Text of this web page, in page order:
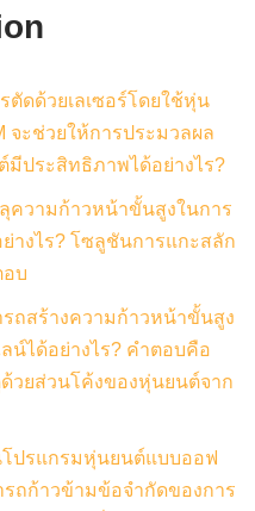
ดด้วยเลเซอร์โดยใช้หุ่น
จะช่วยให้การประมวลผล
มีประสิทธิภาพได้อย่างไร?
ความก้าวหน้าขั้นสูงในการ
างไร? โซลูชันการแกะสลัก
อบ
ถสร้างความก้าวหน้าขั้นสูง
น์ได้อย่างไร? คำตอบคือ
วยส่วนโค้งของหุ่นยนต์จาก
โปรแกรมหุ่นยนต์แบบออฟ
ถก้าวข้ามข้อจำกัดของการ